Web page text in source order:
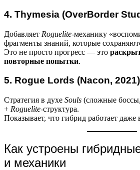
4. Thymesia (OverBorder
Добавляет Roguelite-механику
фрагменты знаний, которые
Это не просто прогресс — это
повторные попытки.
5. Rogue Lords (Nacon, 2021)
Стратегия в духе Souls (сложные
+ Roguelite-структура.
Показывает, что гибрид работает даже
Как устроены
и механики